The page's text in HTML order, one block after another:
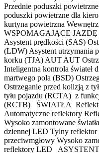
Przednie poduszki
poduszki powietrzne dla
kurtyna powietrzna
WSPOMAGAJĄCE JAZDĘ
Asystent prędkości (SAS)
(LDW) Asystent utrzymania
korku (TJA) AUT AUT
Inteligentna kontrola
martwego pola (BSD)
Ostrzeganie przed kolizją z
tyłu pojazdu (RCTA) z
(RCTB) ŚWIATŁA
Automatyczne reflektory
Wysoko zamontowane
dziennej LED Tylny reflektor
przeciwmgłowy Wysoko
reflektory LED